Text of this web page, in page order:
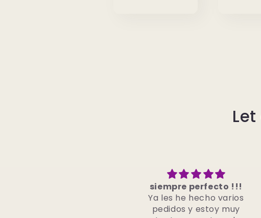
Mega schöne Haare würde
sie immer wieder bestellen
👍🏼